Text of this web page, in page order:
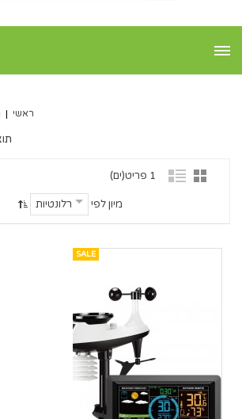
ראשי |
1 פריט(ים)
מיון לפי רלונטיות
SALE